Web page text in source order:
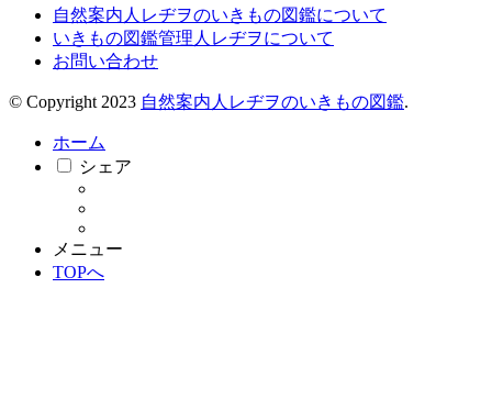
自然案内人レヂヲのいきもの図鑑について
いきもの図鑑管理人レヂヲについて
お問い合わせ
© Copyright 2023 自然案内人レヂヲのいきもの図鑑.
ホーム
シェア
メニュー
TOPへ